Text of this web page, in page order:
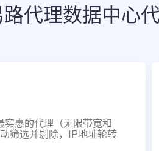
代理数据中心
实惠的代理（无限带宽和
筛选并剔除，IP地址轮转